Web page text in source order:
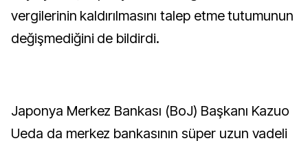
vergilerinin kaldırılmasını talep etme tutumunun
değişmediğini de bildirdi.
Japonya Merkez Bankası (BoJ) Başkanı Kazuo
Ueda da merkez bankasının süper uzun vadeli